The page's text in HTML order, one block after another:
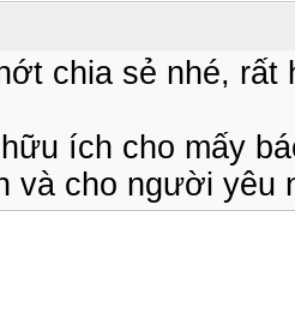
chia sẻ nhé, rất
ích cho mấy
và cho người yêu